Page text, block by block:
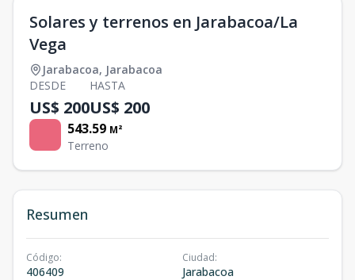
Solares y terrenos en Jarabacoa/La
Vega
Jarabacoa, Jarabacoa
DESDE
US$ 200
HASTA
US$ 200
543.59 M²
Terreno
Resumen
Código:
406409
Ciudad:
Jarabacoa